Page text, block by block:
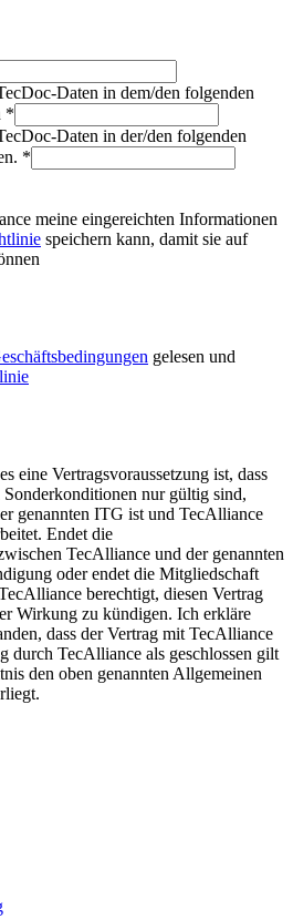
Daten in dem/den folgenden
*
Daten in der/den folgenden
*
meine eingereichten Informationen
speichern kann, damit sie auf
gelesen und
eine Vertragsvoraussetzung ist, dass
nur gültig sind,
genannten ITG ist und TecAlliance
Endet die
TecAlliance und der genannten
oder endet die Mitgliedschaft
berechtigt, diesen Vertrag
Wirkung zu kündigen. Ich erkläre
dass der Vertrag mit TecAlliance
durch TecAlliance als geschlossen gilt
den oben genannten Allgemeinen